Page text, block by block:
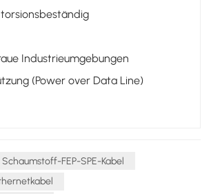
Industrieumgebungen
(Power over Data Line)
Schaumstoff-FEP-SPE-Kabel